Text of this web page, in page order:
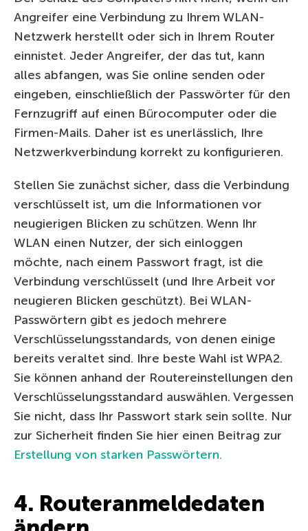
Angreifer eine Verbindung zu Ihrem WLAN-
Netzwerk herstellt oder sich in Ihrem Router
einnistet. Jeder Angreifer, der das tut, kann
alles abfangen, was Sie online senden oder
eingeben, einschließlich der Passwörter für den
Fernzugriff auf einen Bürocomputer oder die
Firmen-Mails. Daher ist es unerlässlich, Ihre
Netzwerkverbindung korrekt zu konfigurieren.
Stellen Sie zunächst sicher, dass die Verbindung
verschlüsselt ist, um die Informationen vor
neugierigen Blicken zu schützen. Wenn Ihr
WLAN einen Nutzer, der sich einloggen
möchte, nach einem Passwort fragt, ist die
Verbindung verschlüsselt (und Ihre Arbeit vor
neugieren Blicken geschützt). Bei WLAN-
Passwörtern gibt es jedoch mehrere
Verschlüsselungsstandards, von denen einige
bereits veraltet sind. Ihre beste Wahl ist WPA2.
Sie können anhand der Routereinstellungen den
Verschlüsselungsstandard auswählen. Vergessen
Sie nicht, dass Ihr Passwort stark sein sollte. Nur
zur Sicherheit finden Sie hier einen Beitrag zur
Erstellung von starken Passwörtern.
4. Routeranmeldedaten